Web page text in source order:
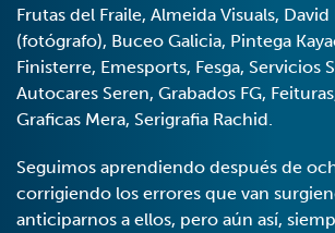
Frutas del Fraile, Almeida Visuals, David
(fotógrafo), Buceo Galicia, Pintega
Finisterre, Emesports, Fesga, Servicios
Autocares Seren, Grabados FG,
Graficas Mera, Serigrafia Rachid.
Seguimos aprendiendo después de
corrigiendo los errores que van
anticiparnos a ellos, pero aún así,